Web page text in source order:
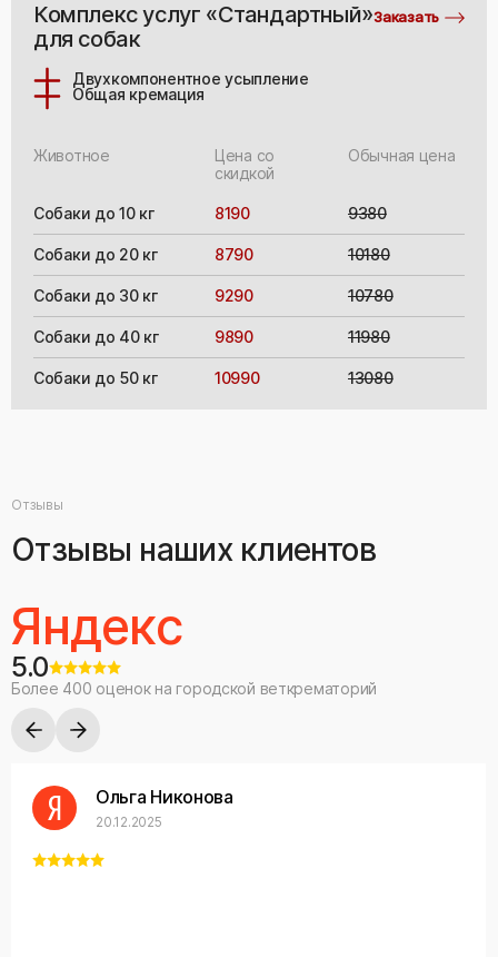
Комплекс услуг «Стандартный»
для собак
Заказать
Двухкомпонентное усыпление
Общая кремация
Животное
Цена со
скидкой
Обычная цена
Собаки до 10 кг 8190 9380
Собаки до 20 кг 8790 10180
Собаки до 30 кг 9290 10780
Собаки до 40 кг 9890 11980
Собаки до 50 кг 10990 13080
Отзывы
Отзывы наших клиентов
Яндекс
5.0
Более 400 оценок на городской веткрематорий
Ольга Никонова
20.12.2025